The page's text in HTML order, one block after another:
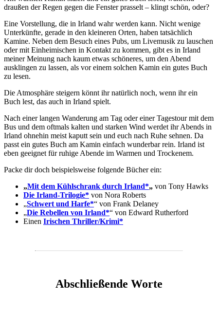
draußen der Regen gegen die Fenster prasselt – klingt schön, oder?
Eine Vorstellung, die in Irland wahr werden kann. Nicht wenige
Unterkünfte, gerade in den kleineren Orten, haben tatsächlich
Kamine. Neben dem Besuch eines Pubs, um Livemusik zu lauschen
oder mit Einheimischen in Kontakt zu kommen, gibt es in Irland
meiner Meinung nach kaum etwas schöneres, um den Abend
ausklingen zu lassen, als vor einem solchen Kamin ein gutes Buch
zu lesen.
Die Atmosphäre steigern könnt ihr natürlich noch, wenn ihr ein
Buch lest, das auch in Irland spielt.
Nach einer langen Wanderung am Tag oder einer Tagestour mit dem
Bus und dem oftmals kalten und starken Wind werdet ihr Abends in
Irland ohnehin meist kaputt sein und euch nach Ruhe sehnen. Da
passt ein gutes Buch am Kamin einfach wunderbar rein. Irland ist
eben geeignet für ruhige Abende im Warmen und Trockenem.
Packe dir doch beispielsweise folgende Bücher ein:
„Mit dem Kühlschrank durch Irland*„ von Tony Hawks
Die Irland-Trilogie* von Nora Roberts
„Schwert und Harfe*“ von Frank Delaney
„Die Rebellen von Irland*“ von Edward Rutherford
Einen Irischen Thriller/Krimi*
Abschließende Worte